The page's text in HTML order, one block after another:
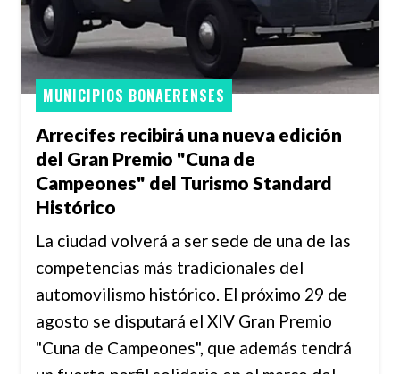
Arrecifes recibirá una nueva edición
del Gran Premio "Cuna de
Campeones" del Turismo Standard
Histórico
MUNICIPIOS BONAERENSES
La ciudad volverá a ser sede de una de las
competencias más tradicionales del
automovilismo histórico. El próximo 29 de
agosto se disputará el XIV Gran Premio
"Cuna de Campeones", que además tendrá